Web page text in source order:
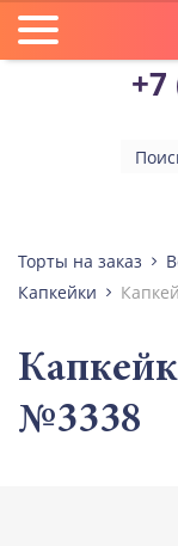
+7
Торты на заказ
Капкейки
№3338